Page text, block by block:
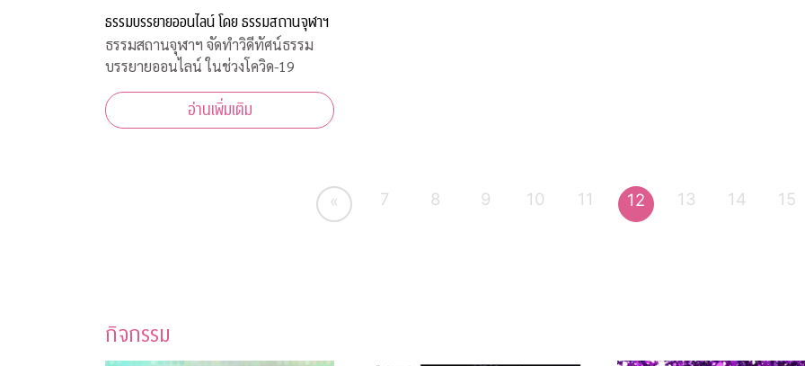
ธรรมบรรยายออนไลน์ โดย ธรรมสถานจุฬาฯ
ธรรมสถานจุฬาฯ จัดทำวิดีทัศน์ธรรม
บรรยายออนไลน์ ในช่วงโควิด-19
อ่านเพิ่มเติม
« 7 8 9 10 11 12 13 14 15
กิจกรรม